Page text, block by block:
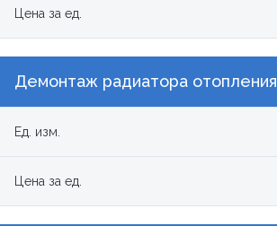
Цена за ед.
Демонтаж радиатора отопления
Ед. изм.
Цена за ед.